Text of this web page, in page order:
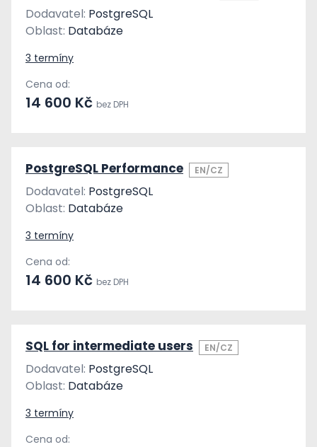
Dodavatel: PostgreSQL
Oblast: Databáze
3 termíny
Cena od:
14 600 Kč bez DPH
PostgreSQL Performance EN/CZ
Dodavatel: PostgreSQL
Oblast: Databáze
3 termíny
Cena od:
14 600 Kč bez DPH
SQL for intermediate users EN/CZ
Dodavatel: PostgreSQL
Oblast: Databáze
3 termíny
Cena od: